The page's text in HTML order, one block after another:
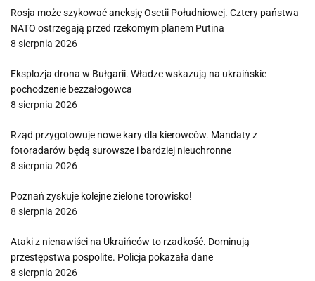
Rosja może szykować aneksję Osetii Południowej. Cztery państwa
NATO ostrzegają przed rzekomym planem Putina
8 sierpnia 2026
Eksplozja drona w Bułgarii. Władze wskazują na ukraińskie
pochodzenie bezzałogowca
8 sierpnia 2026
Rząd przygotowuje nowe kary dla kierowców. Mandaty z
fotoradarów będą surowsze i bardziej nieuchronne
8 sierpnia 2026
Poznań zyskuje kolejne zielone torowisko!
8 sierpnia 2026
Ataki z nienawiści na Ukraińców to rzadkość. Dominują
przestępstwa pospolite. Policja pokazała dane
8 sierpnia 2026